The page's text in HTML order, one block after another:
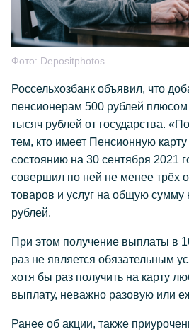
Фото: Depositphotos
Россельхозбанк объявил, что
пенсионерам 500 рублей
тысяч рублей от государства.
тем, кто имеет Пенсионную
состоянию на 30 сентября 2021
совершил по ней не менее трёх
товаров и услуг на общую сумму
рублей.
При этом получение выплаты в
раз не является обязательным
хотя бы раз получить на карту
выплату, неважно разовую или
Ранее об акции, также